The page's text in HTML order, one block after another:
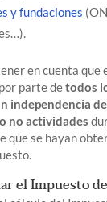
y fundaciones
en cuenta que
parte detodos
independencia
no actividades
que se hayan
el Impuesto